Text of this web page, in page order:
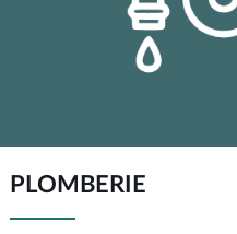
PLOMBERIE